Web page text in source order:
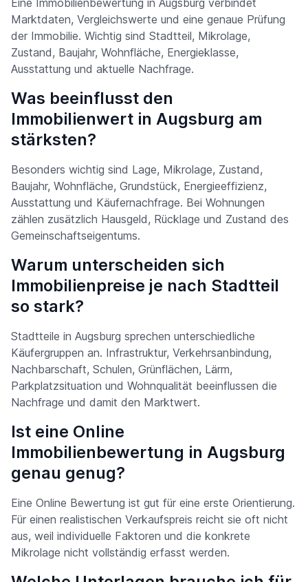
Eine Immobilienbewertung in Augsburg verbindet
Marktdaten, Vergleichswerte und eine genaue Prüfung
der Immobilie. Wichtig sind Stadtteil, Mikrolage,
Zustand, Baujahr, Wohnfläche, Energieklasse,
Ausstattung und aktuelle Nachfrage.
Was beeinflusst den
Immobilienwert in Augsburg am
stärksten?
Besonders wichtig sind Lage, Mikrolage, Zustand,
Baujahr, Wohnfläche, Grundstück, Energieeffizienz,
Ausstattung und Käufernachfrage. Bei Wohnungen
zählen zusätzlich Hausgeld, Rücklage und Zustand des
Gemeinschaftseigentums.
Warum unterscheiden sich
Immobilienpreise je nach Stadtteil
so stark?
Stadtteile in Augsburg sprechen unterschiedliche
Käufergruppen an. Infrastruktur, Verkehrsanbindung,
Nachbarschaft, Schulen, Grünflächen, Lärm,
Parkplatzsituation und Wohnqualität beeinflussen die
Nachfrage und damit den Marktwert.
Ist eine Online
Immobilienbewertung in Augsburg
genau genug?
Eine Online Bewertung ist gut für eine erste Orientierung.
Für einen realistischen Verkaufspreis reicht sie oft nicht
aus, weil individuelle Faktoren und die konkrete
Mikrolage nicht vollständig erfasst werden.